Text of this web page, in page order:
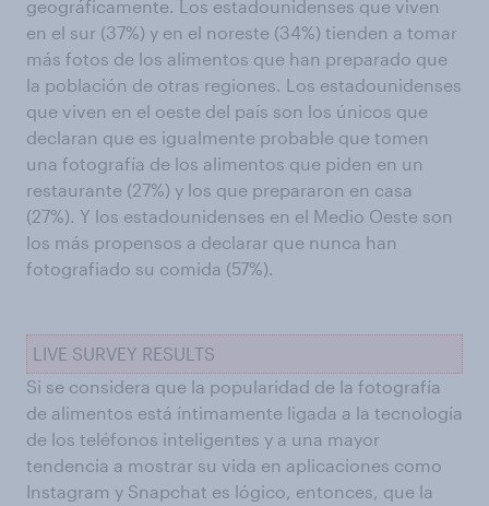
geográficamente. Los estadounidenses que viven
en el sur (37%) y en el noreste (34%) tienden a tomar
más fotos de los alimentos que han preparado que
la población de otras regiones. Los estadounidenses
que viven en el oeste del país son los únicos que
declaran que es igualmente probable que tomen
una fotografía de los alimentos que piden en un
restaurante (27%) y los que prepararon en casa
(27%). Y los estadounidenses en el Medio Oeste son
los más propensos a declarar que nunca han
fotografiado su comida (57%).
LIVE SURVEY RESULTS
Si se considera que la popularidad de la fotografía
de alimentos está íntimamente ligada a la tecnología
de los teléfonos inteligentes y a una mayor
tendencia a mostrar su vida en aplicaciones como
Instagram y Snapchat es lógico, entonces, que la